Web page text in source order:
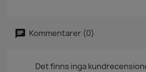
Kommentarer (0)
Det finns inga